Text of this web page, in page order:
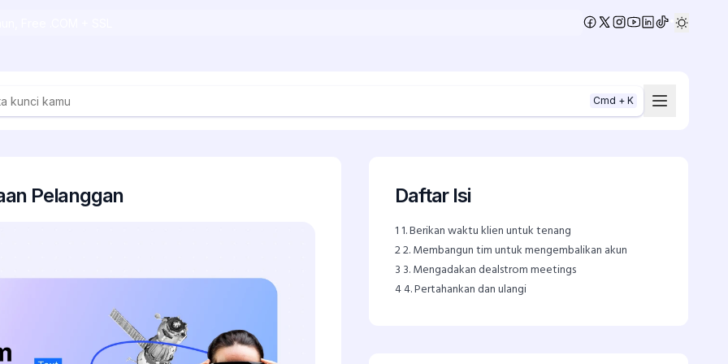
Cmd + K
Pelanggan Daftar Isi
11. Berikan waktu klien untuk tenang
22. Membangun tim untuk mengembalikan akun
3 3. Mengadakan dealstrom meetings
44. Pertahankan dan ulangi